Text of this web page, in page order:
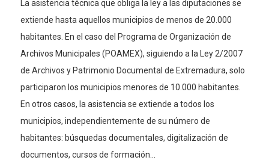
La asistencia técnica que obliga la ley a las diputaciones se
extiende hasta aquellos municipios de menos de 20.000
habitantes. En el caso del Programa de Organización de
Archivos Municipales (POAMEX), siguiendo a la Ley 2/2007
de Archivos y Patrimonio Documental de Extremadura, solo
participaron los municipios menores de 10.000 habitantes.
En otros casos, la asistencia se extiende a todos los
municipios, independientemente de su número de
habitantes: búsquedas documentales, digitalización de
documentos, cursos de formación…